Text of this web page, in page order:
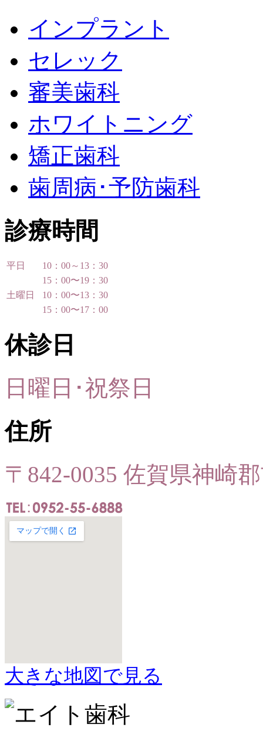
インプラント
セレック
審美歯科
ホワイトニング
矯正歯科
歯周病･予防歯科
診療時間
平日
10：00～13：30
15：00〜19：30
土曜日
10：00〜13：30
15：00〜17：00
休診日
日曜日･祝祭日
住所
〒842-0035 佐賀県神崎
大きな地図で見る